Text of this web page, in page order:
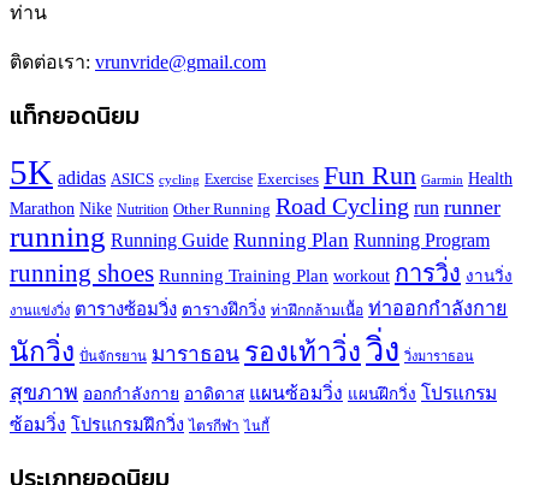
ท่าน
ติดต่อเรา: vrunvride@gmail.com
แท็กยอดนิยม
5K adidas ASICS cycling Exercise Exercises Fun Run Garmin Health
Marathon Nike Nutrition Other Running Road Cycling run runner
running Running Guide Running Plan Running Program
running shoes Running Training Plan workout การวิ่ง งานวิ่ง
งานแข่งวิ่ง ตารางซ้อมวิ่ง ตารางฝึกวิ่ง ท่าฝึกกล้ามเนื้อ ท่าออกกำลังกาย
นักวิ่ง ปั่นจักรยาน มาราธอน รองเท้าวิ่ง วิ่ง วิ่งมาราธอน
สุขภาพ ออกกำลังกาย อาดิดาส แผนซ้อมวิ่ง แผนฝึกวิ่ง โปรแกรม
ซ้อมวิ่ง โปรแกรมฝึกวิ่ง ไตรกีฬา ไนกี้